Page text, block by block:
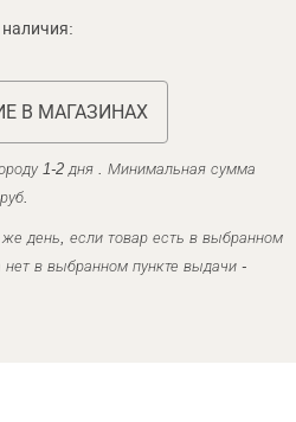
В МАГАЗИНАХ
1-2 дня . Минимальная сумма
день, если товар есть в выбранном
нет в выбранном пункте выдачи -